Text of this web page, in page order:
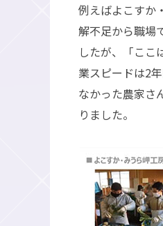
例えばよこすか
解不足から職場
したが、「ここ
業スピードは2
なかった農家さ
りました。